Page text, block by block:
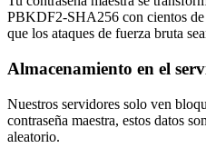
PBKDF2-SHA256 con cientos de
que los ataques de fuerza bruta
Almacenamiento en el
Nuestros servidores solo ven
contraseña maestra, estos datos
aleatorio.